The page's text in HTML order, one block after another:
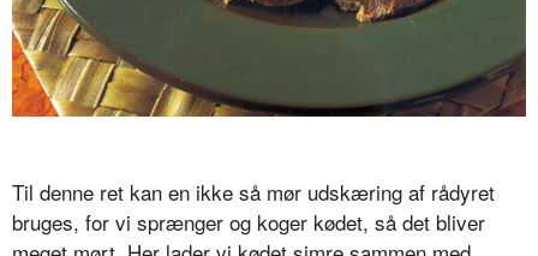
Til denne ret kan en ikke så mør udskæring af rådyret
bruges, for vi sprænger og koger kødet, så det bliver